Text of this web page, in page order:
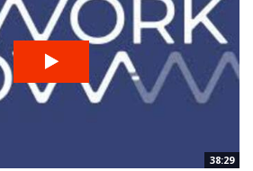
38:29